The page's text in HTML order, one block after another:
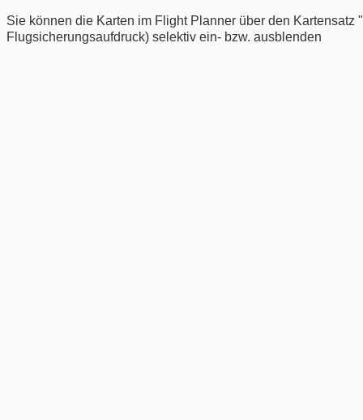
Sie können die Karten im Flight Planner über den Kartensatz
Flugsicherungsaufdruck) selektiv ein- bzw. ausblenden